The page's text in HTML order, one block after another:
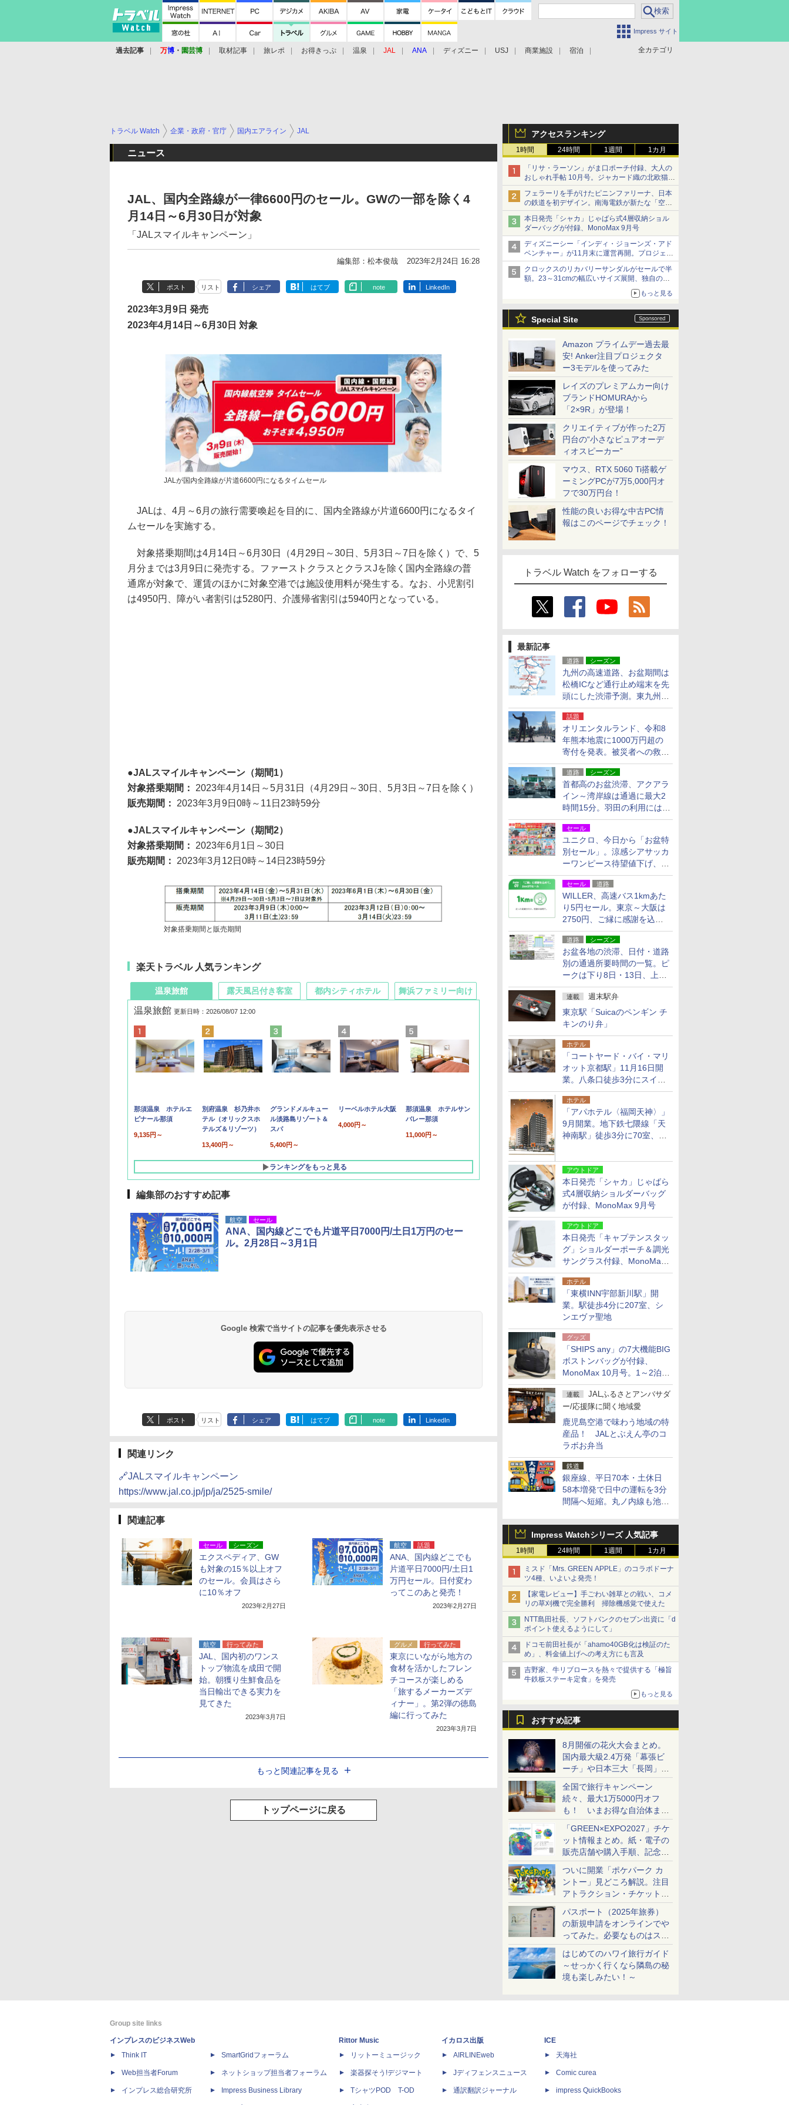
Impress サイト
全カテゴリ
過去記事 万博 ・ 園芸博 取材記事 旅レポ お得きっぷ 温泉 JAL ANA ディズニー USJ 商業施設 宿泊
アクセスランキング
1時間 24時間 1週間 1カ月
「リサ・ラーソン」がま口ポーチ付録、大人の
おしゃれ手帖 10月号。ジャカード織の北欧猫デ
ザイン
フェラーリを手がけたピニンファリーナ、日本
の鉄道を初デザイン。南海電鉄が新たな「空港
特急」をなにわ筋線へ導入
本日発売「シャカ」じゃばら式4層収納ショル
ダーバッグが付録、MonoMax 9月号
ディズニーシー「インディ・ジョーンズ・アド
ベンチャー」が11月末に運営再開。プロジェク
ションマッピングを追加、DPAは1500円
クロックスのリカバリーサンダルがセールで半
額。23～31cmの幅広いサイズ展開、独自のク
もっと見る
Special Site
Amazon プライムデー過去最
安! Anker注目プロジェクタ
ー3モデルを使ってみた
レイズのプレミアムカー向け
ブランドHOMURAから
「2×9R」が登場！
クリエイティブが作った2万
円台の“小さなピュアオーデ
ィオスピーカー”
マウス、RTX 5060 Ti搭載ゲ
ーミングPCが7万5,000円オ
フで30万円台！
性能の良いお得な中古PC情
報はこのページでチェック！
トラベル Watch をフォローする
最新記事
道路 シーズン
九州の高速道路、お盆期間は
松橋ICなど通行止め端末を先
頭にした渋滞予測。東九州道
への迂回は料金調整を実施
話題
オリエンタルランド、令和8
年熊本地震に1000万円超の
寄付を発表。被災者への救援
活動・復旧支援
道路 シーズン
首都高のお盆渋滞、アクアラ
イン～湾岸線は通過に最大2
時間15分。羽田の利用には
「空港西出口」の利用検討を
セール
ユニクロ、今日から「お盆特
別セール」。涼感シアサッカ
ーワンピース待望値下げ、撥
水ギアショーツは1990円に
セール 道路
WILLER、高速バス1kmあた
り5円セール。東京～大阪は
2750円、ご縁に感謝を込め
た20周年記念キャンペーン
道路 シーズン
お盆各地の渋滞、日付・道路
別の通過所要時間の一覧。ピ
ークは下り8日・13日、上り
14日・15日
連載 週末駅弁
東京駅「Suicaのペンギン チ
キンのり弁」
ホテル
「コートヤード・バイ・マリ
オット京都駅」11月16日開
業。八条口徒歩3分にスイー
ト含む全270室、ダイニング
も併設
ホテル
「アパホテル〈福岡天神〉」
9月開業。地下鉄七隈線「天
神南駅」徒歩3分に70室、エ
アウトドア
本日発売「シャカ」じゃばら
式4層収納ショルダーバッグ
が付録、MonoMax 9月号
アウトドア
本日発売「キャプテンスタッ
グ」ショルダーポーチ＆調光
サングラス付録、MonoMax
9月号増刊
ホテル
「東横INN宇部新川駅」開
業。駅徒歩4分に207室、シ
ンエヴァ聖地
グッズ
「SHIPS any」の7大機能BIG
ボストンバッグが付録、
MonoMax 10月号。1～2泊の
荷物、キャリーオンも可能
連載
JALふるさとアンバサダ
ー/応援隊に聞く地域愛
鹿児島空港で味わう地域の特
産品！ JALとぶえん亭のコ
ラボお弁当
鉄道
銀座線、平日70本・土休日
58本増発で日中の運転を3分
間隔へ短縮。丸ノ内線も池袋
Impress Watchシリーズ 人気記事
1時間 24時間 1週間 1カ月
ミスド「Mrs. GREEN APPLE」のコラボドーナ
ツ4種、いよいよ発売！
【家電レビュー】手ごわい雑草との戦い、コメ
リの草刈機で完全勝利 掃除機感覚で使えた
NTT島田社長、ソフトバンクのセブン出資に「d
ポイント使えるようにして」
ドコモ前田社長が「ahamo40GB化は検証のた
め」、料金値上げへの考え方にも言及
吉野家、牛リブロースを熱々で提供する「極旨
牛鉄板ステーキ定食」を発売
もっと見る
おすすめ記事
8月開催の花火大会まとめ。
国内最大級2.4万発「幕張ビ
ーチ」や日本三大「長岡」な
ど大型イベント目白押し！
全国で旅行キャンペーン
続々、最大1万5000円オフ
も！ いまお得な自治体まと
め
「GREEN×EXPO2027」チケ
ット情報まとめ。紙・電子の
販売店舗や購入手順、記念チ
ケットも解説
ついに開業「ポケパーク カ
ントー」見どころ解説。注目
アトラクション・チケット手
配・来場前に必要な準備は？
パスポート（2025年旅券）
の新規申請をオンラインでや
ってみた。必要なものはスマ
ホとマイナカードのみ
はじめてのハワイ旅行ガイド
～せっかく行くなら隣島の秘
境も楽しみたい！～
トラベル Watch 企業・政府・官庁 国内エアライン JAL
ニュース
JAL、国内全路線が一律6600円のセール。GWの一部を除く4
月14日～6月30日が対象
「JALスマイルキャンペーン」
編集部：松本俊哉 2023年2月24日 16:28
ポスト リスト シェア はてブ note LinkedIn
2023年3月9日 発売
2023年4月14日～6月30日 対象
JALが国内全路線が片道6600円になるタイムセール
JALは、4月～6月の旅行需要喚起を目的に、国内全路線が片道6600円になるタイ
ムセールを実施する。
対象搭乗期間は4月14日～6月30日（4月29日～30日、5月3日～7日を除く）で、5
月分までは3月9日に発売する。ファーストクラスとクラスJを除く国内全路線の普
通席が対象で、運賃のほかに対象空港では施設使用料が発生する。なお、小児割引
は4950円、障がい者割引は5280円、介護帰省割引は5940円となっている。
JALスマイルキャンペーン（期間1）
対象搭乗期間： 2023年4月14日～5月31日（4月29日～30日、5月3日～7日を除く）
販売期間： 2023年3月9日0時～11日23時59分
JALスマイルキャンペーン（期間2）
対象搭乗期間： 2023年6月1日～30日
販売期間： 2023年3月12日0時～14日23時59分
対象搭乗期間と販売期間
楽天トラベル 人気ランキング
温泉旅館
温泉旅館 更新日時：2026/08/07 12:00
那須温泉 ホテルエ
ピナール那須
9,135円～
別府温泉 杉乃井ホ
テル（オリックスホ
テルズ＆リゾーツ）
13,400円～
グランドメルキュー
ル淡路島リゾート＆
スパ
5,400円～
リーベルホテル大阪
4,000円～
那須温泉 ホテルサン
バレー那須
11,000円～
ランキングをもっと見る
露天風呂付き客室
10,450円～
19,541円～
都内シティホテル 舞浜ファミリー向け
7,950円～
5,758円～
編集部のおすすめ記事
航空 セール
ANA、国内線どこでも片道平日7000円/土日1万円のセー
ル。2月28日～3月1日
Google 検索で当サイトの記事を優先表示させる
ポスト リスト シェア はてブ note LinkedIn
関連リンク
🔗JALスマイルキャンペーン
https://www.jal.co.jp/jp/ja/2525-smile/
関連記事
セール シーズン
エクスペディア、GW
も対象の15％以上オフ
のセール。会員はさら
に10％オフ
2023年2月27日
航空 話題
ANA、国内線どこでも
片道平日7000円/土日1
万円セール。日付変わ
ってこのあと発売！
2023年2月27日
航空 行ってみた
JAL、国内初のワンス
トップ物流を成田で開
始。朝獲り生鮮食品を
当日輸出できる実力を
見てきた
2023年3月7日
グルメ 行ってみた
東京にいながら地方の
食材を活かしたフレン
チコースが楽しめる
「旅するメーカーズデ
ィナー」。第2弾の徳島
編に行ってみた
2023年3月7日
もっと関連記事を見る
トップページに戻る
Group site links
インプレスのビジネスWeb
Think IT
Web担当者Forum
インプレス総合研究所
SmartGridフォーラム
ネットショップ担当者フォーラム
Impress Business Library
Rittor Music
リットーミュージック
楽器探そう!デジマート
TシャツPOD T-OD
イカロス出版
AIRLINEweb
Jディフェンスニュース
通訳翻訳ジャーナル
ICE
天海社
Comic curea
impress QuickBooks